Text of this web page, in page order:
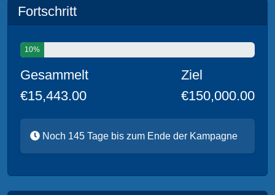
Fortschritt
10%
Gesammelt
€15,443.00
Ziel
€150,000.00
Noch 145 Tage bis zum Ende der Kampagne